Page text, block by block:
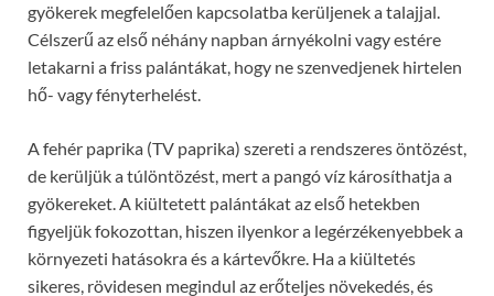
gyökerek megfelelően kapcsolatba kerüljenek a talajjal.
Célszerű az első néhány napban árnyékolni vagy estére
letakarni a friss palántákat, hogy ne szenvedjenek hirtelen
hő- vagy fényterhelést.
A fehér paprika (TV paprika) szereti a rendszeres öntözést,
de kerüljük a túlöntözést, mert a pangó víz károsíthatja a
gyökereket. A kiültetett palántákat az első hetekben
figyeljük fokozottan, hiszen ilyenkor a legérzékenyebbek a
környezeti hatásokra és a kártevőkre. Ha a kiültetés
sikeres, rövidesen megindul az erőteljes növekedés, és